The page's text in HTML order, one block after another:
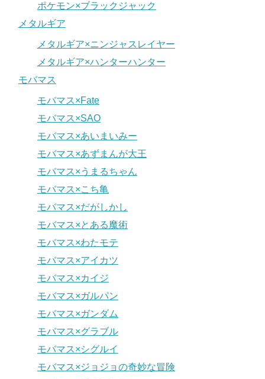
ポケモン×ブラックジャック
メタルギア
メタルギア×ニンジャスレイヤー
メタルギア×ハンターハンター
モバマス
モバマス×Fate
モバマス×SAO
モバマス×あいまいみー
モバマス×あずまんが大王
モバマス×うまるちゃん
モバマス×こち亀
モバマス×だがしかし
モバマス×とある魔術
モバマス×わたモテ
モバマス×アイカツ
モバマス×カイジ
モバマス×ガルパン
モバマス×ガンダム
モバマス×グラブル
モバマス×シグルイ
モバマス×ジョジョの奇妙な冒険